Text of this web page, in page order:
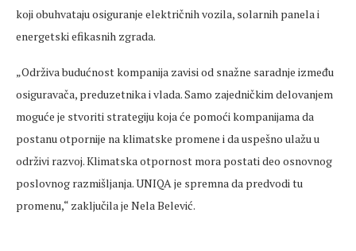
koji obuhvataju osiguranje električnih vozila, solarnih panela i
energetski efikasnih zgrada.
„Održiva budućnost kompanija zavisi od snažne saradnje između
osiguravača, preduzetnika i vlada. Samo zajedničkim delovanjem
moguće je stvoriti strategiju koja će pomoći kompanijama da
postanu otpornije na klimatske promene i da uspešno ulažu u
održivi razvoj. Klimatska otpornost mora postati deo osnovnog
poslovnog razmišljanja. UNIQA je spremna da predvodi tu
promenu,“ zaključila je Nela Belević.